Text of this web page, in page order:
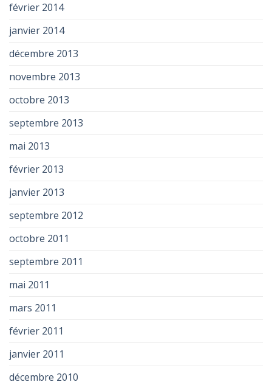
février 2014
janvier 2014
décembre 2013
novembre 2013
octobre 2013
septembre 2013
mai 2013
février 2013
janvier 2013
septembre 2012
octobre 2011
septembre 2011
mai 2011
mars 2011
février 2011
janvier 2011
décembre 2010